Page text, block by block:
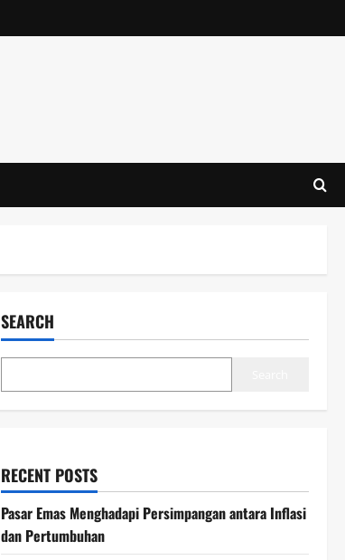
SEARCH
RECENT POSTS
Pasar Emas Menghadapi Persimpangan antara Inflasi
dan Pertumbuhan